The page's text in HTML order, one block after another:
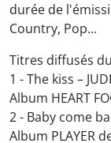
durée de
Country, Pop...
Titres diffusés
1 - The kiss –
Album HEART
2 - Baby come
Album PLAYER